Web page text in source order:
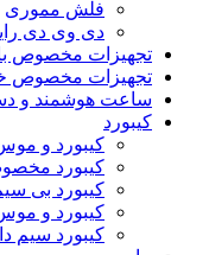
فلش مموری
دی وی دی
تجهیزات مخصوص
تجهیزات مخصوص
ساعت هوشمند و
کیبورد
کیبورد و
کیبورد
کیبورد بی
کیبورد و
کیبورد سیم